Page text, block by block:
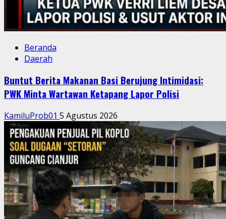
Beranda
Daerah
Buntut Berita Makanan Basi Berujung Intimidasi:
PWK Minta Wartawan Ketapang Lapor Polisi
KamiluProb01 5 Agustus 2026